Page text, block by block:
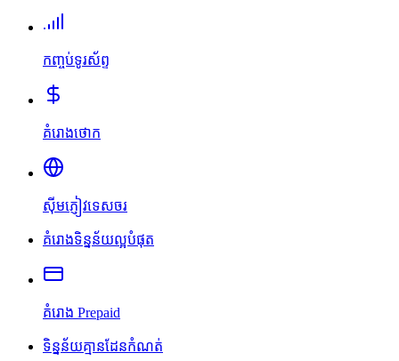
កញ្ចប់ទូរស័ព្ទ
គំរោងថោក
ស៊ីមភ្ញៀវទេសចរ
គំរោងទិន្នន័យល្អបំផុត
គំរោង Prepaid
ទិន្នន័យគ្មានដែនកំណត់